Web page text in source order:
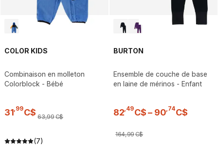
COLOR KIDS
Combinaison en molleton
Colorblock - Bébé
31 99C$ 63,99C$
(7)
BURTON
Ensemble de couche de base
en laine de mérinos - Enfant
82 49C$ – 90 74C$
164,99C$